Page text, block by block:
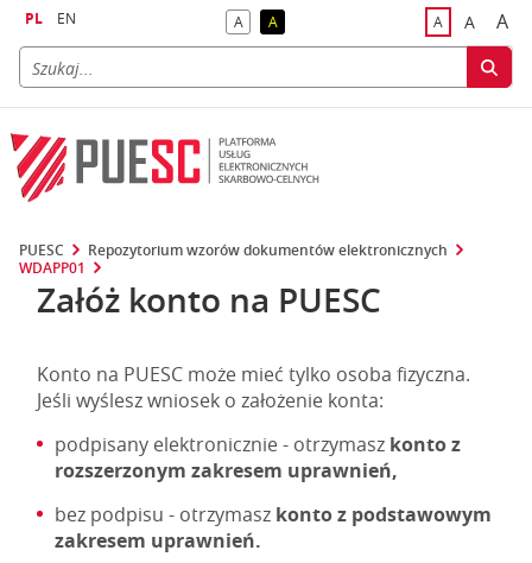
PL EN Akontrast domyślny
Akontrast żółty tekst na czarnym tle
Adomyślna
A A
PUESC
Repozytorium wzorów dokumentów elektronicznych
WDAPP01
Załóż konto na PUESC
Konto na PUESC może mieć tylko osoba fizyczna.
Jeśli wyślesz wniosek o założenie konta:
podpisany elektronicznie - otrzymasz konto z
rozszerzonym zakresem uprawnień,
bez podpisu - otrzymasz konto z podstawowym
zakresem uprawnień.